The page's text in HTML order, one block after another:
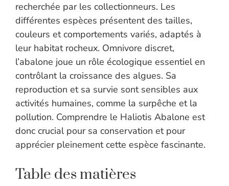
recherchée par les collectionneurs. Les
différentes espèces présentent des tailles,
couleurs et comportements variés, adaptés à
leur habitat rocheux. Omnivore discret,
l’abalone joue un rôle écologique essentiel en
contrôlant la croissance des algues. Sa
reproduction et sa survie sont sensibles aux
activités humaines, comme la surpêche et la
pollution. Comprendre le Haliotis Abalone est
donc crucial pour sa conservation et pour
apprécier pleinement cette espèce fascinante.
Table des matières